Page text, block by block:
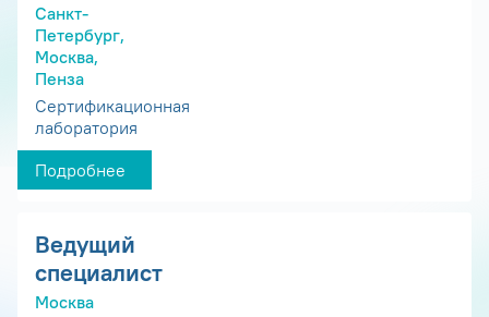
Санкт-
Петербург,
Москва,
Пенза
Сертификационная
лаборатория
Подробнее
Ведущий
специалист
Москва